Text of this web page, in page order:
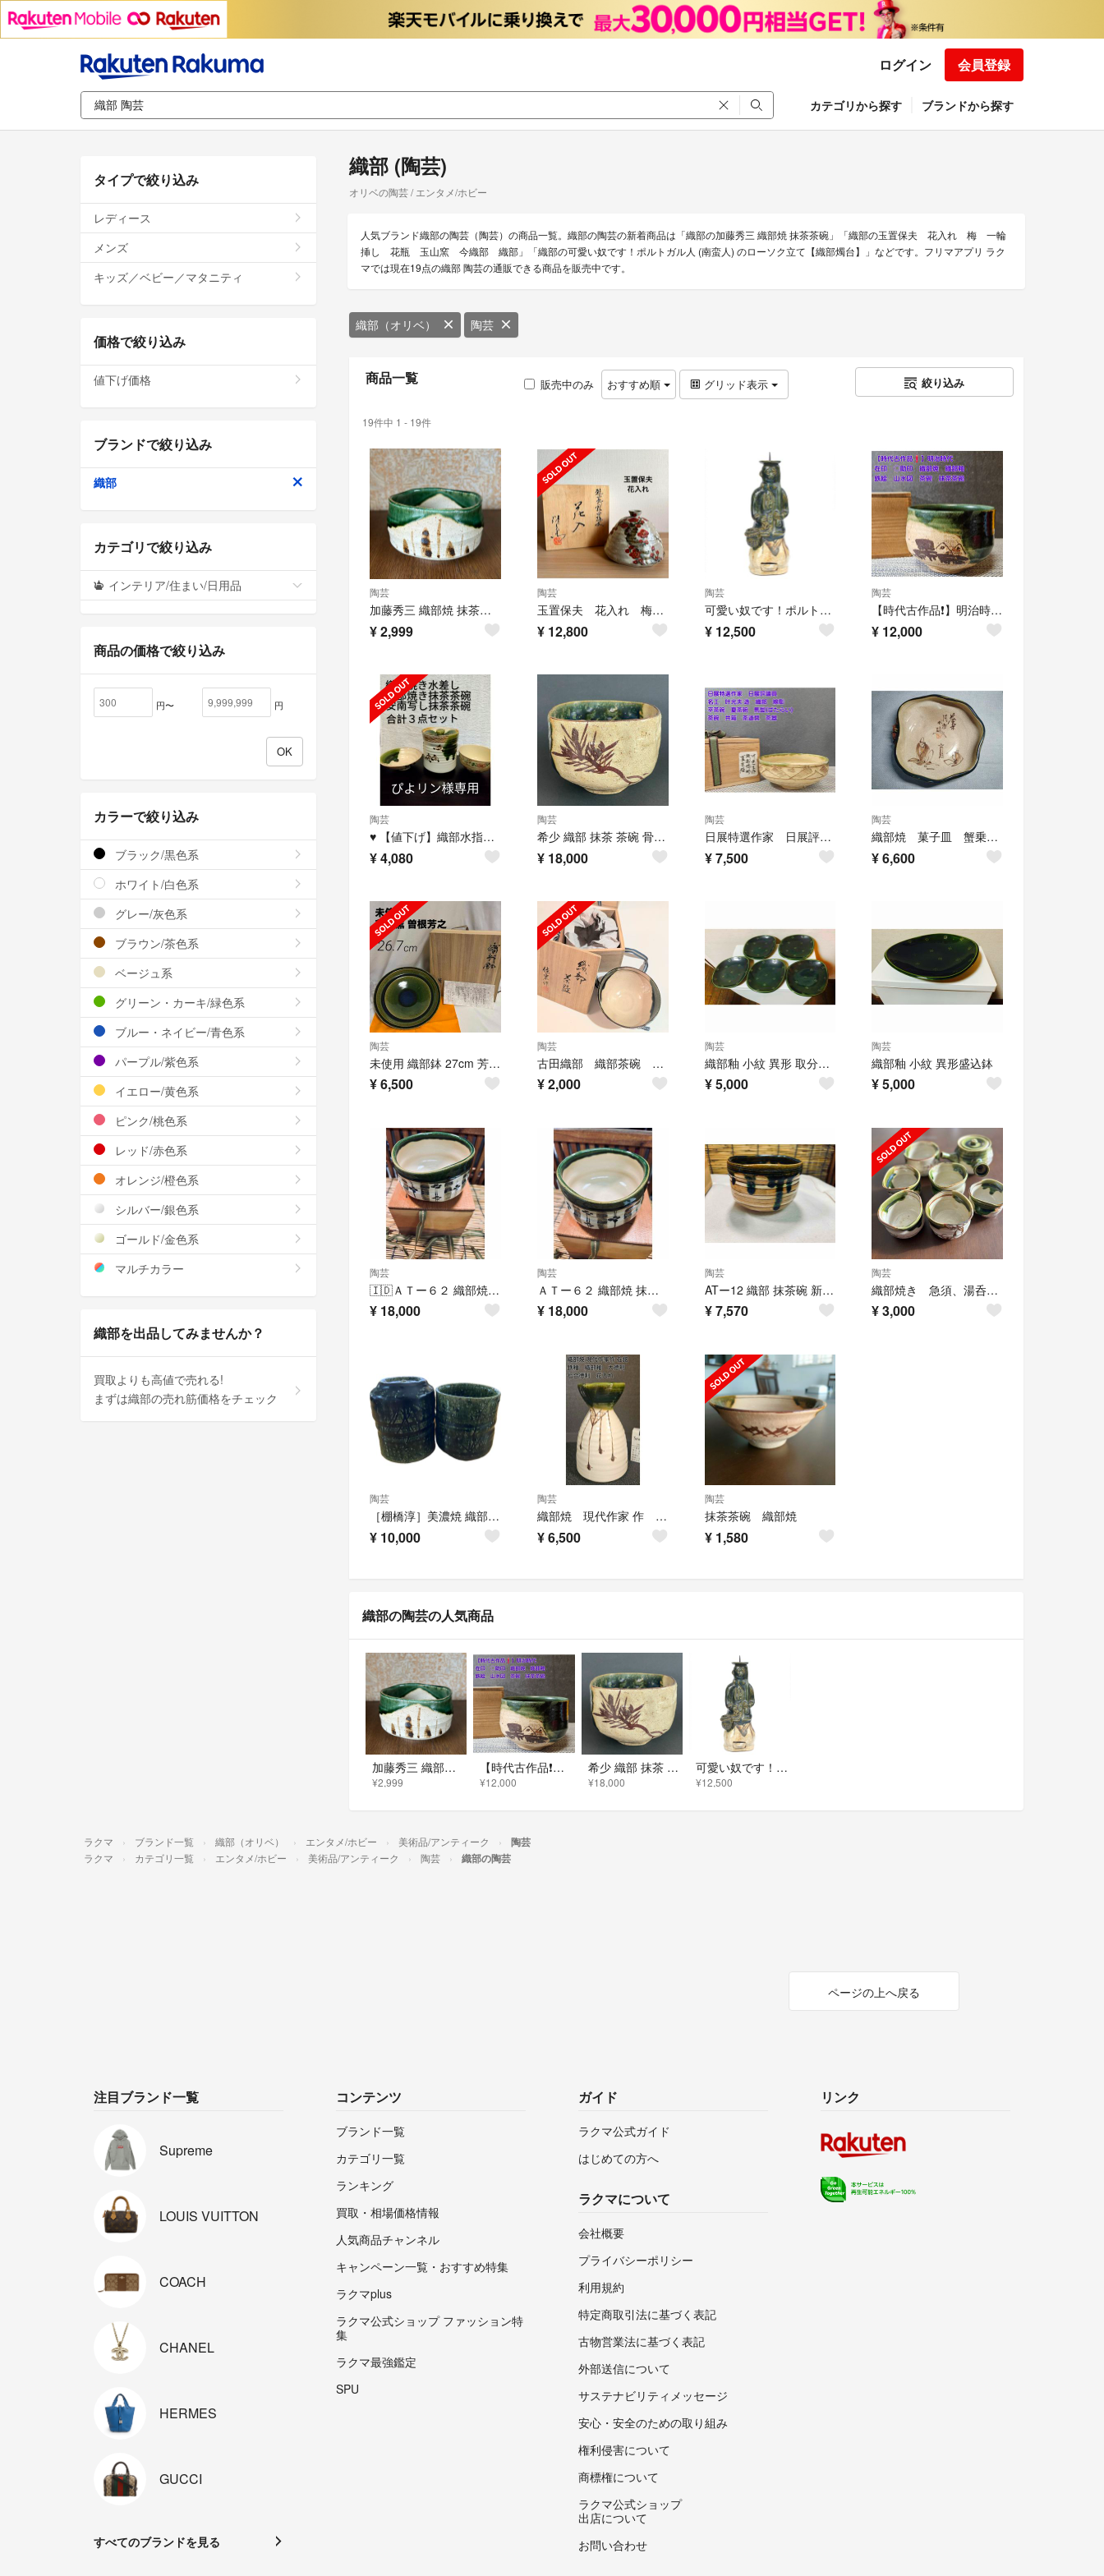
ログイン 会員登録
カテゴリから探す ブランドから探す
織部 (陶芸)
オリベの陶芸 / エンタメ/ホビー
人気ブランド織部の陶芸（陶芸）の商品一覧。織部の陶芸の新着商品は「織部の加藤秀三 織部焼 抹茶茶碗」「織部の玉置保夫 花入れ 梅 一輪
挿し 花瓶 玉山窯 今織部 織部」「織部の可愛い奴です！ポルトガル人 (南蛮人) のローソク立て【織部燭台】」などです。フリマアプリ ラク
マでは現在19点の織部 陶芸の通販できる商品を販売中です。
織部（オリベ） 陶芸
商品一覧 販売中のみ おすすめ順 グリッド表示 絞り込み
19件中 1 - 19件
陶芸
加藤秀三 織部焼 抹茶茶碗
¥2,999
陶芸
玉置保夫 花入れ 梅 一輪挿し 花瓶 玉山窯 今織部 織部
¥ 12,800
陶芸
可愛い奴です！ポルトガル人 (南蛮人) のローソク立て【織部燭台】
¥ 12,500
陶芸
【時代古作品❗】明治時代 在印○助印 織部焼 織部釉 鉄絵 山水図 茶碗 茶道具
¥ 12,000
陶芸
♥ 【値下げ】織部水指／認定伝統工芸士／瀬戸赤津焼窯元晴峰窯／梅村晴峰 作
¥4,080
陶芸
希少 織部 抹茶 茶碗 骨董 四角 角形 へうげもの 茶道具 古織部
¥ 18,000
陶芸
日展特選作家 日展評議員 名工 叶光夫 造 織部 線彫 平茶碗 馬盥茶碗 共箱
¥7,500
陶芸
織部焼 菓子皿 蟹乗せ 17x5cm 緑風園 朱色あり絵鉢 底裏飛び鉋みたい
¥6,600
陶芸
未使用 織部鉢 27cm 芳山窯 曽根芳之 共箱入 布付 在銘 大鉢 緑 作家物
¥6,500
陶芸
古田織部 織部茶碗 茶道
¥2,000
陶芸
織部釉 小紋 異形 取分皿 5枚セット
¥5,000
陶芸
織部釉 小紋 異形盛込鉢
¥5,000
陶芸
🇮🇩ＡＴー６２ 織部焼 抹茶碗 最高級逸品 美品、良品 大安売り
¥ 18,000
陶芸
ＡＴー６２ 織部焼 抹茶碗 最高級力作品 新品未使用品 大安売り
¥ 18,000
陶芸
ATー12 織部 抹茶碗 新品未使用品
¥7,570
陶芸
織部焼き 急須、湯呑み他
¥3,000
陶芸
［棚橋淳］美濃焼 織部焼 組湯呑み ペアセット
¥ 10,000
陶芸
織部焼 現代作家 作 在銘 鉄釉 織部釉 大徳利 七合徳利 花入れ オブジェ
¥6,500
陶芸
抹茶茶碗 織部焼
¥ 1,580
織部の陶芸の人気商品
加藤秀三 織部焼 抹茶茶碗
¥2,999
【時代古作品❗】明治時代 在印○助印 織部焼 織部釉 鉄絵 山水図 茶碗 茶道具
¥12,000
希少 織部 抹茶 茶碗 骨董 四角 角形 へうげもの 茶道具 古織部
¥18,000
可愛い奴です！ポルトガル人 (南蛮人) のローソク立て【織部燭台】
¥12,500
タイプで絞り込み
レディース
メンズ
キッズ／ベビー／マタニティ
価格で絞り込み
値下げ価格
ブランドで絞り込み
織部
カテゴリで絞り込み
インテリア/住まい/日用品
商品の価格で絞り込み
円〜 円
カラーで絞り込み
ブラック/黒色系
ホワイト/白色系
グレー/灰色系
ブラウン/茶色系
ベージュ系
グリーン・カーキ/緑色系
ブルー・ネイビー/青色系
パープル/紫色系
イエロー/黄色系
ピンク/桃色系
レッド/赤色系
オレンジ/橙色系
シルバー/銀色系
ゴールド/金色系
マルチカラー
織部を出品してみませんか？
買取よりも高値で売れる!
まずは織部の売れ筋価格をチェック
ラクマ ブランド一覧 織部（オリベ） エンタメ/ホビー 美術品/アンティーク 陶芸
ラクマ カテゴリ一覧 エンタメ/ホビー 美術品/アンティーク 陶芸 織部の陶芸
ページの上へ戻る
注目ブランド一覧
Supreme
LOUIS VUITTON
COACH
CHANEL
HERMES
GUCCI
すべてのブランドを見る
コンテンツ
ブランド一覧
カテゴリ一覧
ランキング
買取・相場価格情報
人気商品チャンネル
キャンペーン一覧・おすすめ特集
ラクマplus
ラクマ公式ショップ ファッション特
集
ラクマ最強鑑定
SPU
ガイド
ラクマ公式ガイド
はじめての方へ
ラクマについて
会社概要
プライバシーポリシー
利用規約
特定商取引法に基づく表記
古物営業法に基づく表記
外部送信について
サステナビリティメッセージ
安心・安全のための取り組み
権利侵害について
商標権について
ラクマ公式ショップ
出店について
お問い合わせ
リンク